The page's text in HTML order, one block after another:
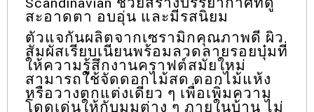
สะอาดตา อบอุ่น และมีรสนิยม
ตัวแจกันผลิตจากเซรามิกคุณภาพดี ผิว
สัมผัสเรียบเนียนพร้อมลวดลายรอยบุ๋มที่
ให้ความรู้สึกงานคราฟต์สมัยใหม่
สามารถใช้จัดดอกไม้สด ดอกไม้แห้ง
หรือวางตกแต่งเดี่ยว ๆ เพื่อเพิ่มความ
โดดเด่นให้กับมุมต่าง ๆ ภายในบ้าน ไม่